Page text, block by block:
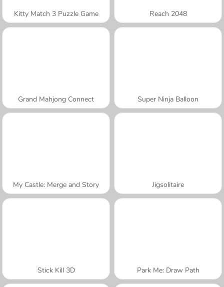
Kitty Match 3 Puzzle Game Reach 2048
Grand Mahjong Connect Super Ninja Balloon
My Castle: Merge and Story Jigsolitaire
Stick Kill 3D Park Me: Draw Path